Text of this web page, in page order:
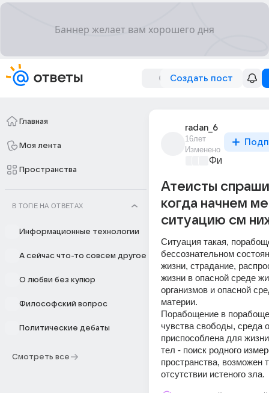
Создать пост
Главная
Моя лента
Пространства
В ТОПЕ НА ОТВЕТАХ
Информационные технологии
А сейчас что-то совсем другое
О любви без купюр
Философский вопрос
Политические дебаты
Смотреть все
radan_6
16лет
Изменено
Атеисты
когда начнем
ситуацию см
Ситуация такая,
бессознательном
жизни, страдание,
жизни в опасной среде
организмов и опасной
материи.
Порабощение в
чувства свободы, среда
приспособлена для
тел - поиск родного
пространства, возможен
отсутствии истеного зла.